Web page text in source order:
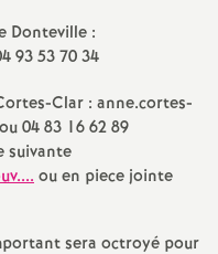
é
a
n
s
Donteville :
93 53 70 34
Clar : anne.cortes-
04 83 16 62 89
suivante
ou en piece jointe
sera octroyé pour